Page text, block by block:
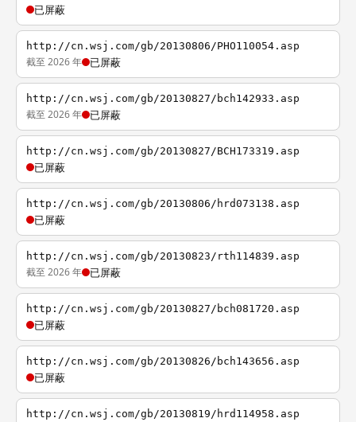
已屏蔽
http://cn.wsj.com/gb/20130806/PHO110054.asp
截至 2026 年 已屏蔽
http://cn.wsj.com/gb/20130827/bch142933.asp
截至 2026 年 已屏蔽
http://cn.wsj.com/gb/20130827/BCH173319.asp
已屏蔽
http://cn.wsj.com/gb/20130806/hrd073138.asp
已屏蔽
http://cn.wsj.com/gb/20130823/rth114839.asp
截至 2026 年 已屏蔽
http://cn.wsj.com/gb/20130827/bch081720.asp
已屏蔽
http://cn.wsj.com/gb/20130826/bch143656.asp
已屏蔽
http://cn.wsj.com/gb/20130819/hrd114958.asp